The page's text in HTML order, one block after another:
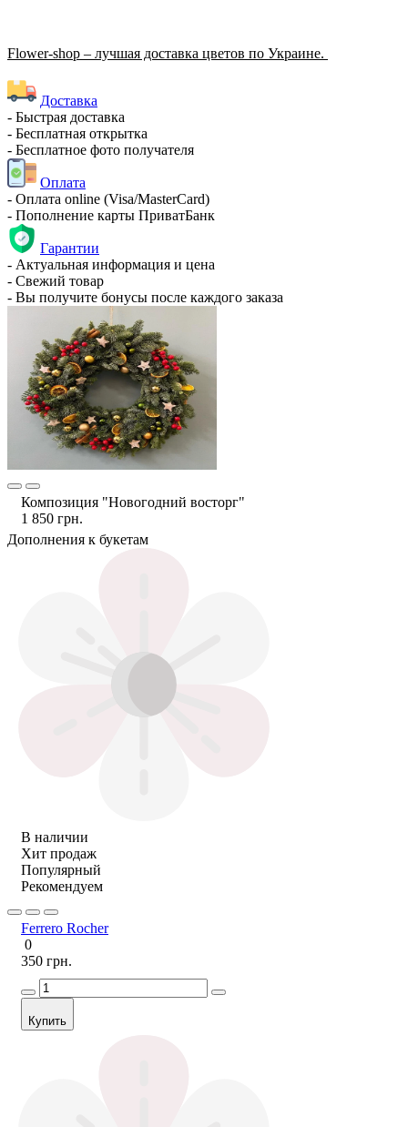
Flower-shop – лучшая доставка цветов по Украине.
Доставка
- Быстрая доставка
- Бесплатная открытка
- Бесплатное фото получателя
Оплата
- Оплата online (Visa/MasterCard)
- Пополнение карты ПриватБанк
Гарантии
- Актуальная информация и цена
- Свежий товар
- Вы получите бонусы после каждого заказа
Композиция "Новогодний восторг"
1 850 грн.
Дополнения к букетам
В наличии
Хит продаж
Популярный
Рекомендуем
Ferrero Rocher
0
350 грн.
Купить